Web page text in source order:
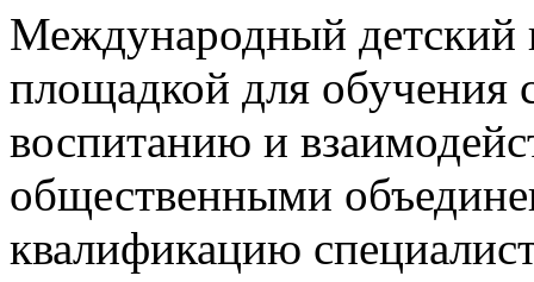
Международный детский
площадкой для обучения
воспитанию и
общественными
квалификацию